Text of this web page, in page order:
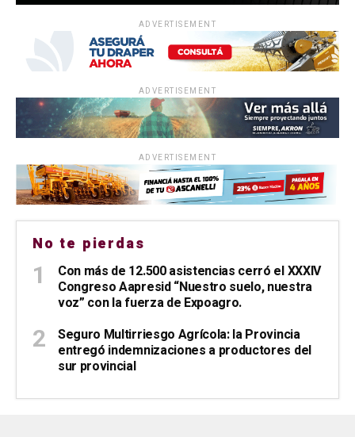
ADVERTISEMENT
ADVERTISEMENT
ADVERTISEMENT
No te pierdas
Con más de 12.500 asistencias cerró el XXXIV
Congreso Aapresid “Nuestro suelo, nuestra
voz” con la fuerza de Expoagro.
Seguro Multirriesgo Agrícola: la Provincia
entregó indemnizaciones a productores del
sur provincial